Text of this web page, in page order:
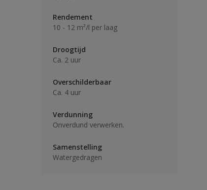
Rendement
10 - 12 m²/l per laag
Droogtijd
Ca. 2 uur
Overschilderbaar
Ca. 4 uur
Verdunning
Onverdund verwerken.
Samenstelling
Watergedragen